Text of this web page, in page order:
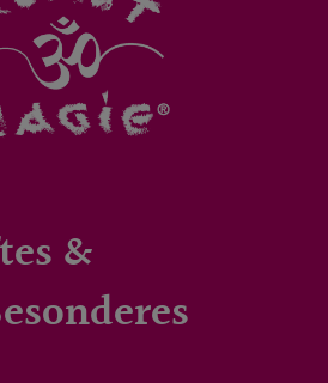
&